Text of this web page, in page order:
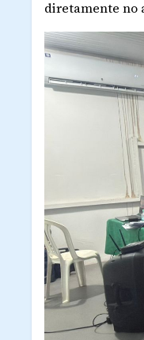
diretamente no